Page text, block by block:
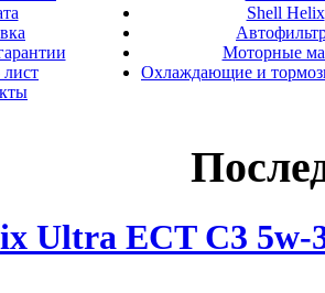
Shell Helix
Моторные
Охлаждающие и
Ultra ECT C3 5w-